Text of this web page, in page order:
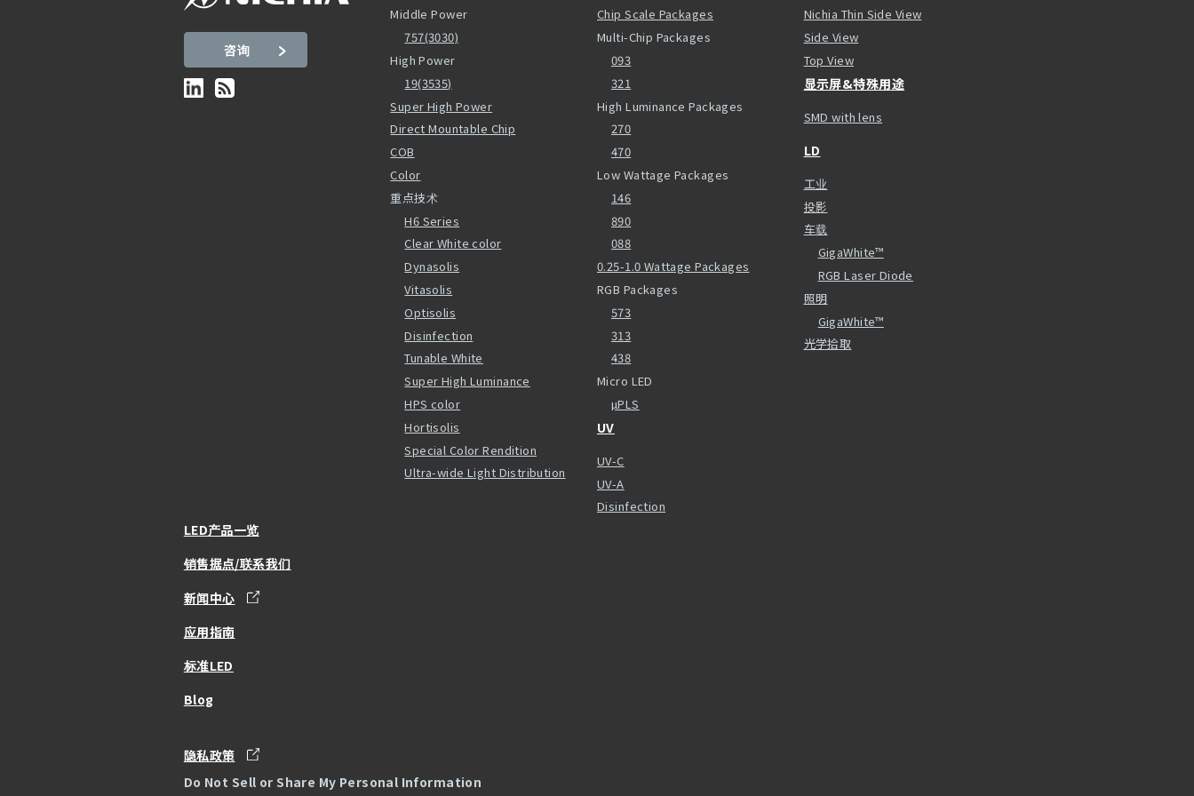
咨询
Middle Power
757(3030)
High Power
19(3535)
Super High Power
Direct Mountable Chip
COB
Color
重点技术
H6 Series
Clear White color
Dynasolis
Vitasolis
Optisolis
Disinfection
Tunable White
Super High Luminance
HPS color
Hortisolis
Special Color Rendition
Ultra-wide Light Distribution
Chip Scale Packages
Multi-Chip Packages
093
321
High Luminance Packages
270
470
Low Wattage Packages
146
890
088
0.25-1.0 Wattage Packages
RGB Packages
573
313
438
Micro LED
µPLS
UV
UV-C
UV-A
Disinfection
Nichia Thin Side View
Side View
Top View
显示屏&特殊用途
SMD with lens
LD
工业
投影
车载
GigaWhite™
RGB Laser Diode
照明
GigaWhite™
光学拾取
LED产品一览
销售据点/联系我们
新闻中心
应用指南
标准LED
Blog
隐私政策
Do Not Sell or Share My Personal Information